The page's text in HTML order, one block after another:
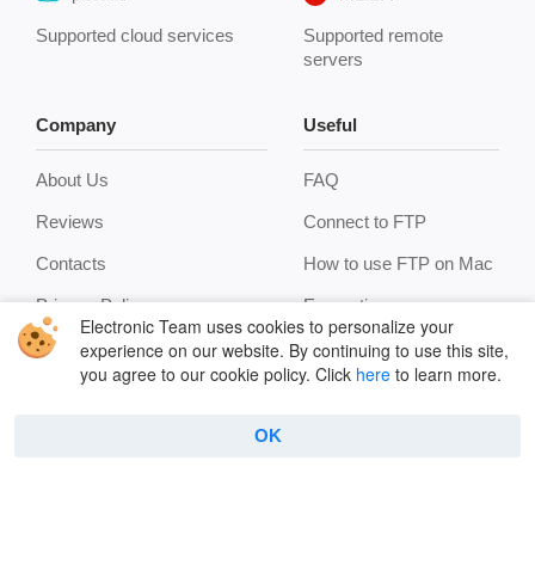
Supported cloud services
Supported remote
servers
Company
About Us
Reviews
Contacts
Privacy Policy
Terms
Cookie Policy
Useful
FAQ
Connect to FTP
How to use FTP on Mac
Encryption
Terminal emulator
Electronic Team uses cookies to personalize your
experience on our website. By continuing to use this site,
you agree to our cookie policy. Click here to learn more.
OK